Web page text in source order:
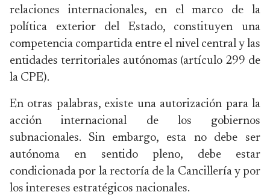
relaciones internacionales, en el marco de la
política exterior del Estado, constituyen una
competencia compartida entre el nivel central y las
entidades territoriales autónomas (artículo 299 de
la CPE).
En otras palabras, existe una autorización para la
acción internacional de los gobiernos
subnacionales. Sin embargo, esta no debe ser
autónoma en sentido pleno, debe estar
condicionada por la rectoría de la Cancillería y por
los intereses estratégicos nacionales.